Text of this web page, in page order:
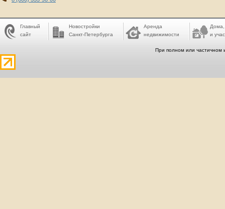
Главный
сайт
Новостройки
Санкт-Петербурга
Аренда
недвижимости
Дома,
и
При полном или частичном